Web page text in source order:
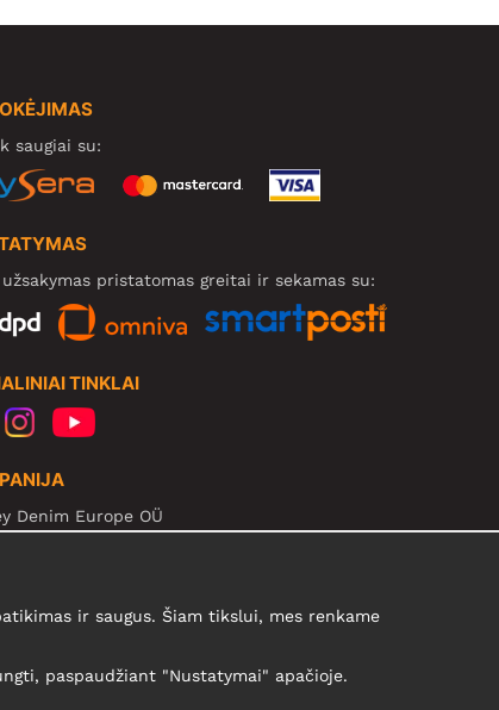
saugiai su:
pristatomas greitai ir sekamas su:
TINKLAI
Denim Europe OÜ
ir saugus. Šiam tikslui, mes renkame
paspaudžiant "Nustatymai" apačioje.